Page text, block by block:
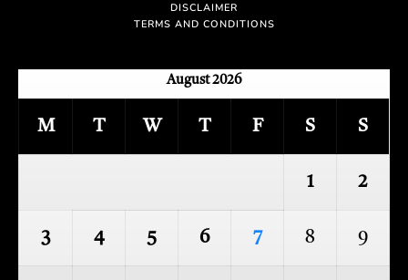
DISCLAIMER
TERMS AND CONDITIONS
August 2026
M T W T F S S
1 2
3 4 5 6 7 8 9